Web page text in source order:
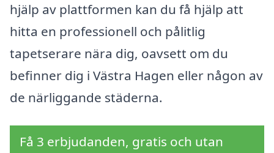
hjälp av plattformen kan du få hjälp att
hitta en professionell och pålitlig
tapetserare nära dig, oavsett om du
befinner dig i Västra Hagen eller någon av
de närliggande städerna.
Få 3 erbjudanden, gratis och utan